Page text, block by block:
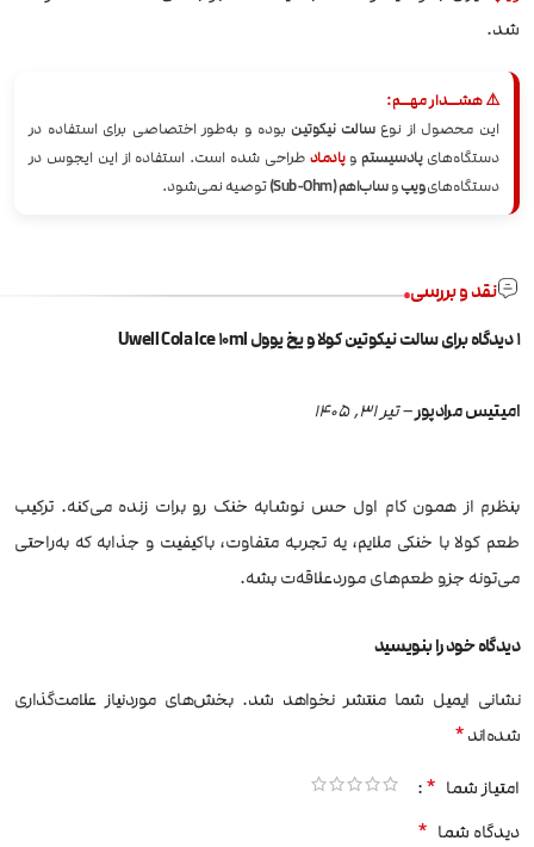
شد.
⚠️ هشــدار مهــم:
این محصول از نوعسالت نیکوتین بوده و به‌طور اختصاصی برای استفاده در
دستگاه‌هایپادسیستموپادماد طراحی شده است. استفاده از این ایجوس در
دستگاه‌هایویپوساب‌اهم (Sub-Ohm) توصیه نمی‌شود.
نقد و بررسی
1 دیدگاه برای سالت نیکوتین کولا و یخ یوول Uwell Cola Ice 10ml
امیتیس مرادپور– تیر 31, 1405
بنظرم از همون کام اول حس نوشابه خنک رو برات زنده می‌کنه. ترکیب
طعم کولا با خنکی ملایم، یه تجربه متفاوت، باکیفیت و جذابه که به‌راحتی
می‌تونه جزو طعم‌های موردعلاقه‌ت بشه.
دیدگاه خود را بنویسید
نشانی ایمیل شما منتشر نخواهد شد. بخش‌های موردنیاز علامت‌گذاری
شده‌اند*
امتیاز شما *
دیدگاه شما *